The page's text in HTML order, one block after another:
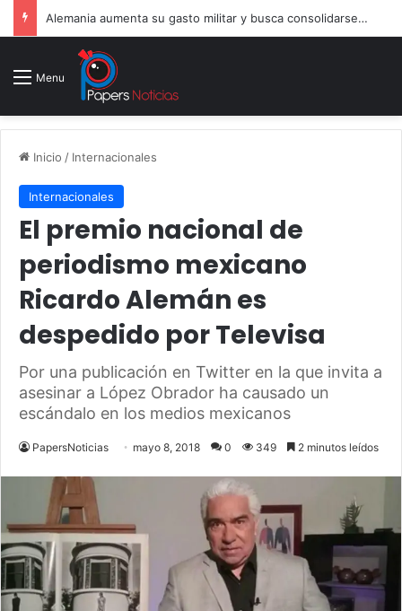
Alemania aumenta su gasto militar y busca consolidarse como potencia armamentística ante la amenaza rusa
Menu
Inicio / Internacionales
Internacionales
El premio nacional de
periodismo mexicano
Ricardo Alemán es
despedido por Televisa
Por una publicación en Twitter en la que invita a
asesinar a López Obrador ha causado un
escándalo en los medios mexicanos
PapersNoticias mayo 8, 2018 0 349 2 minutos leídos